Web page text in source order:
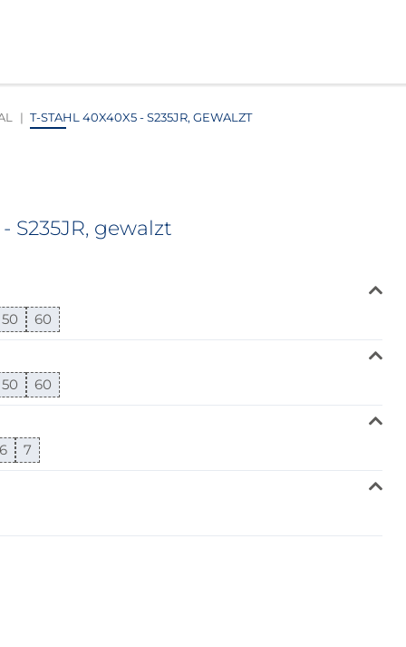
T-STAHL 40X40X5 - S235JR, GEWALZT
S235JR, gewalzt
50 60
50 60
6 7